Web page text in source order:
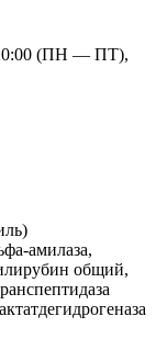
(ПН — ПТ),
амилаза,
общий,